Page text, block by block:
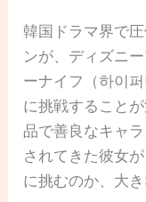
韓国ドラマ界で
ンが、ディズニ
ーナイフ（하이
に挑戦すること
品で善良なキャ
されてきた彼女
に挑むのか、大